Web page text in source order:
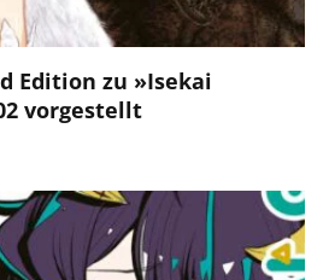
Edition zu »Isekai
vorgestellt